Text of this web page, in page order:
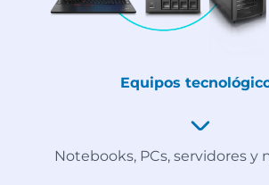
Equipos
Notebooks, PCs, servidores y